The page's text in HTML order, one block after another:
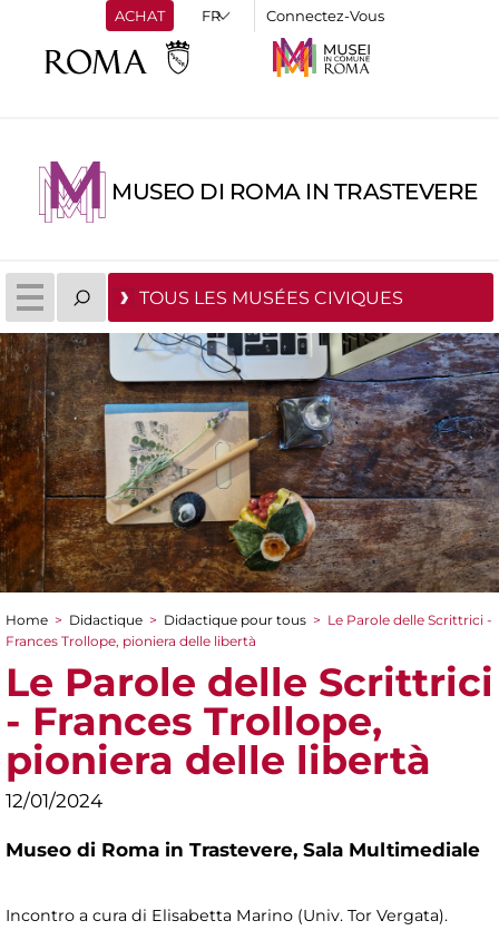
ACHAT Connectez-Vous
MUSEO DI ROMA IN TRASTEVERE
TOUS LES MUSÉES CIVIQUES
You are here
Home > Didactique > Didactique pour tous > Le Parole delle Scrittrici -
Frances Trollope, pioniera delle libertà
Le Parole delle Scrittrici
- Frances Trollope,
pioniera delle libertà
12/01/2024
Museo di Roma in Trastevere, Sala Multimediale
Incontro a cura di Elisabetta Marino (Univ. Tor Vergata).